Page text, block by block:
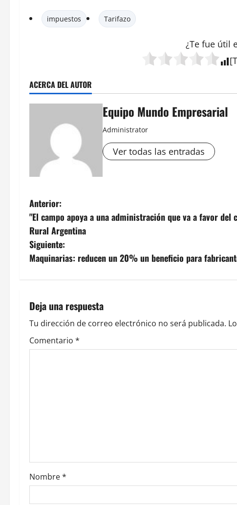
impuestos Tarifazo
¿Te fue útil
[
ACERCA DEL AUTOR
Equipo Mundo Empresarial
Administrator
Ver todas las entradas
N
a
v
e
a
c
i
n
t
Anterior:
"El campo apoya a una administración que va a favor del
Rural Argentina
Siguiente:
Maquinarias: reducen un 20% un beneficio para
Deja una respuesta
Tu dirección de correo electrónico no será publicada.
Comentario *
Nombre*